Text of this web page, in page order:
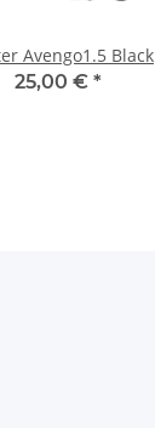
Avengo1.5 Black
25,00 € *